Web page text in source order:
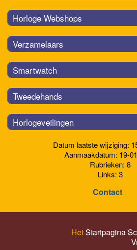
Horloge Webshops
Verzamelaars
Smartwatch
Tweedehands
Horlogeveilingen
Datum laatste wijziging:
Aanmaakdatum: 19-
Rubrieken: 8
Links: 3
Contact
HetStartpagina